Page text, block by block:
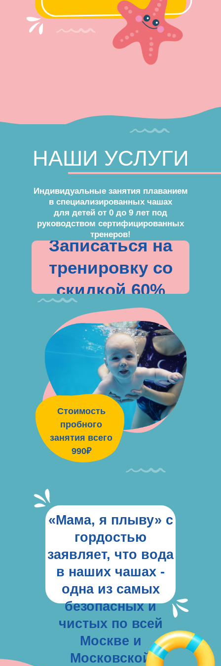
НАШИ УСЛУГИ
Индивидуальные занятия плаванием
в специализированных чашах
для детей от 0 до 9 лет под
руководством сертифицированных
тренеров!
«Мама, я плыву» с
гордостью
заявляет, что вода
в наших чашах -
одна из самых
безопасных и
чистых по всей
Москве и
Московской
Записаться на
тренировку со
скидкой 60%
Стоимость
пробного
занятия всего
990₽